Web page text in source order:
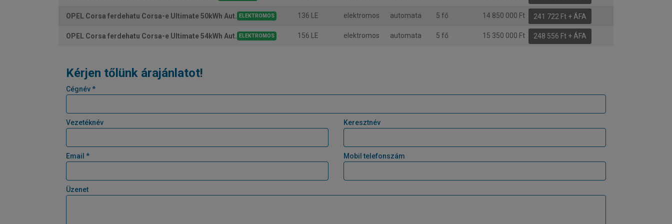
OPEL Corsa ferdehatu Corsa-e Ultimate 50kWh Aut. ELEKTROMOS 136 LE elektromos automata 5 fő 14 850 000 Ft 241 722 Ft + ÁFA
OPEL Corsa ferdehatu Corsa-e Ultimate 54kWh Aut. ELEKTROMOS 156 LE elektromos automata 5 fő 15 350 000 Ft 248 556 Ft + ÁFA
Kérjen tőlünk árajánlatot!
Cégnév *
Vezetéknév Keresztnév
Email * Mobil telefonszám
Üzenet